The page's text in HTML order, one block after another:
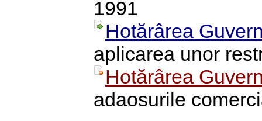
1991
Hotărârea
aplicarea unor
Hotărârea
adaosurile